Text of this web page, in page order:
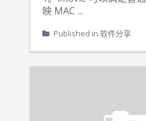
映 MAC...
Published in软件分享